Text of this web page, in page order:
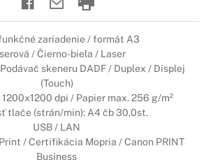
zariadenie / formát A3
/ Čierno-biela / Laser
skeneru DADF / Duplex / Displej
(Touch)
dpi / Papier max. 256 g/m²
tlače (strán/min): A4 čb 30,0st.
USB / LAN
/ Certifikácia Mopria / Canon PRINT
Business